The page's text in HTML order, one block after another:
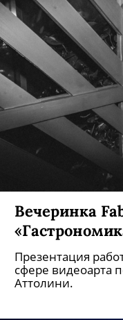
Вечеринка
Презентация
сфере видеоарта
Аттолини.